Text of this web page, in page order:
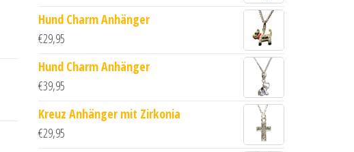
Hund Charm Anhänger
€29,95
Hund Charm Anhänger
€39,95
Kreuz Anhänger mit Zirkonia
€29,95